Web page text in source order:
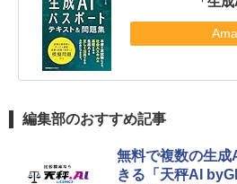
編集部のおすすめ記事
無料で複数の生成
きる「天秤AI